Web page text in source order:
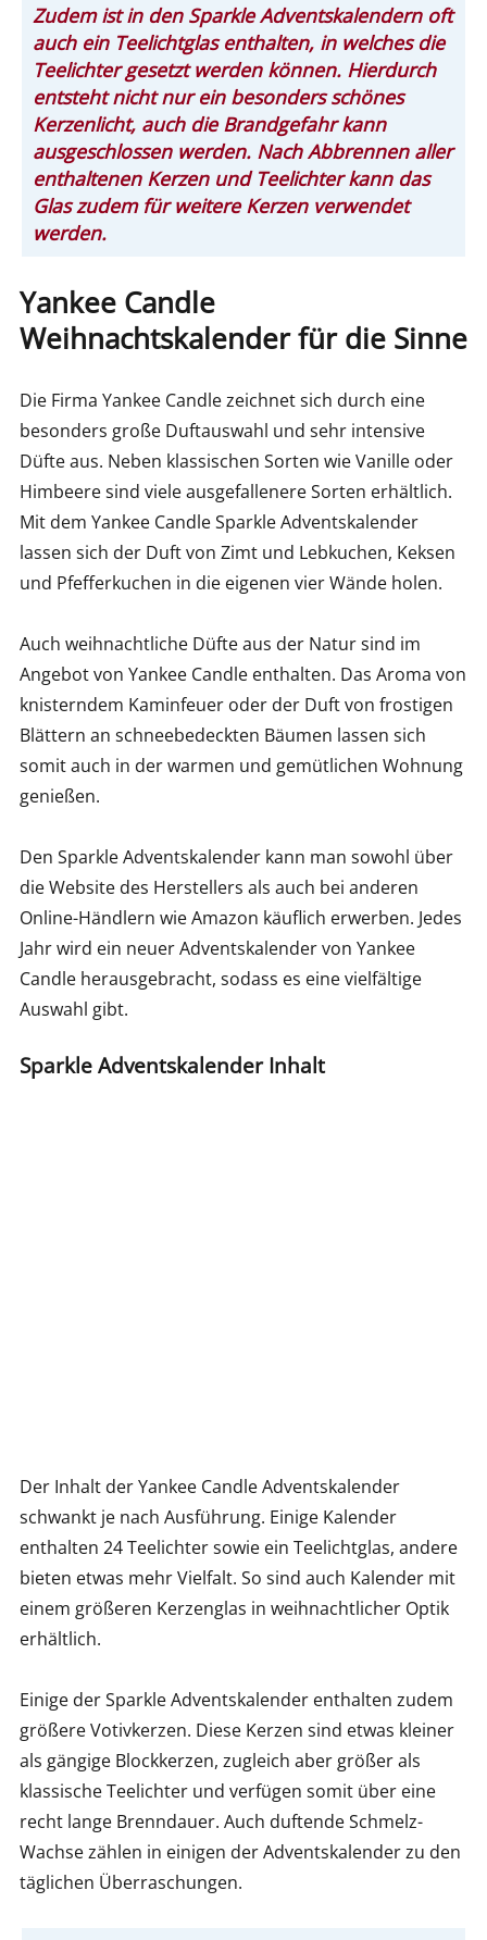
Zudem ist in den Sparkle Adventskalendern oft
auch ein Teelichtglas enthalten, in welches die
Teelichter gesetzt werden können. Hierdurch
entsteht nicht nur ein besonders schönes
Kerzenlicht, auch die Brandgefahr kann
ausgeschlossen werden. Nach Abbrennen aller
enthaltenen Kerzen und Teelichter kann das
Glas zudem für weitere Kerzen verwendet
werden.
Yankee Candle
Weihnachtskalender für die Sinne
Die Firma Yankee Candle zeichnet sich durch eine
besonders große Duftauswahl und sehr intensive
Düfte aus. Neben klassischen Sorten wie Vanille oder
Himbeere sind viele ausgefallenere Sorten erhältlich.
Mit dem Yankee Candle Sparkle Adventskalender
lassen sich der Duft von Zimt und Lebkuchen, Keksen
und Pfefferkuchen in die eigenen vier Wände holen.
Auch weihnachtliche Düfte aus der Natur sind im
Angebot von Yankee Candle enthalten. Das Aroma von
knisterndem Kaminfeuer oder der Duft von frostigen
Blättern an schneebedeckten Bäumen lassen sich
somit auch in der warmen und gemütlichen Wohnung
genießen.
Den Sparkle Adventskalender kann man sowohl über
die Website des Herstellers als auch bei anderen
Online-Händlern wie Amazon käuflich erwerben. Jedes
Jahr wird ein neuer Adventskalender von Yankee
Candle herausgebracht, sodass es eine vielfältige
Auswahl gibt.
Sparkle Adventskalender Inhalt
Der Inhalt der Yankee Candle Adventskalender
schwankt je nach Ausführung. Einige Kalender
enthalten 24 Teelichter sowie ein Teelichtglas, andere
bieten etwas mehr Vielfalt. So sind auch Kalender mit
einem größeren Kerzenglas in weihnachtlicher Optik
erhältlich.
Einige der Sparkle Adventskalender enthalten zudem
größere Votivkerzen. Diese Kerzen sind etwas kleiner
als gängige Blockkerzen, zugleich aber größer als
klassische Teelichter und verfügen somit über eine
recht lange Brenndauer. Auch duftende Schmelz-
Wachse zählen in einigen der Adventskalender zu den
täglichen Überraschungen.